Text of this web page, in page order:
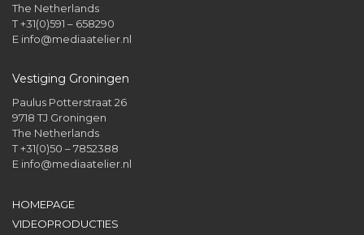
The Netherlands
T +31(0)591 – 658290
E info@mediaatelier.nl
Vestiging Groningen
Paulus Potterstraat 26
9718 TJ Groningen
The Netherlands
T +31(0)50 – 7852388
E info@mediaatelier.nl
HOMEPAGE
VIDEOPRODUCTIES